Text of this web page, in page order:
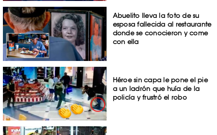
Abuelito lleva la foto de su
esposa fallecida al restaurante
donde se conocieron y come
con ella
Héroe sin capa le pone el pie
a un ladrón que huía de la
policía y frustró el robo